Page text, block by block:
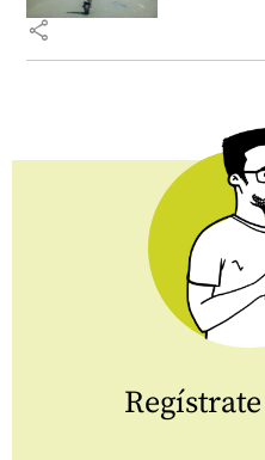
share
Regístrate